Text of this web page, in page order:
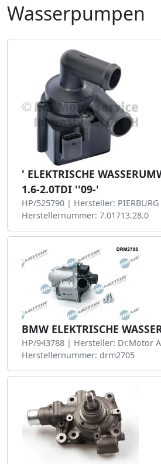
Wasserpumpen
' ELEKTRISCHE
1.6-2.0TDI ''09-'
HP/525790 | Hersteller:
Herstellernummer: 7.01713.28.0
BMW ELEKTRISCHE
HP/943788 | Hersteller: Dr.Motor
Herstellernummer: drm2705